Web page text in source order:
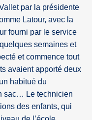
par la présidente
Latour, avec la
fourni par le service
semaines et
et commence tout
avaient apporté deux
habitué du
sac… Le technicien
des enfants, qui